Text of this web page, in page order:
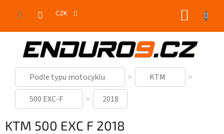
CZK
Podle typu motocyklu
KTM
500 EXC-F
2018
KTM 500 EXC F 2018